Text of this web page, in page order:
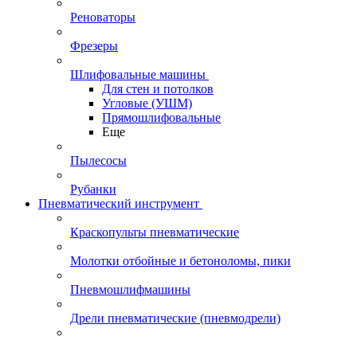
Реноваторы
Фрезеры
Шлифовальные машины
Для стен и потолков
Угловые (УШМ)
Прямошлифовальные
Еще
Пылесосы
Рубанки
Пневматический инструмент
Краскопульты пневматические
Молотки отбойные и бетоноломы, пики
Пневмошлифмашины
Дрели пневматические (пневмодрели)